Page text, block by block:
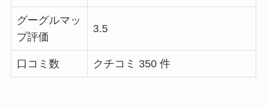
グーグルマッ
プ評価
3.5
口コミ数 クチコミ 350 件